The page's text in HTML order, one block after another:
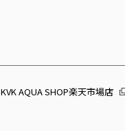
KVK AQUA SHOP楽天市場店